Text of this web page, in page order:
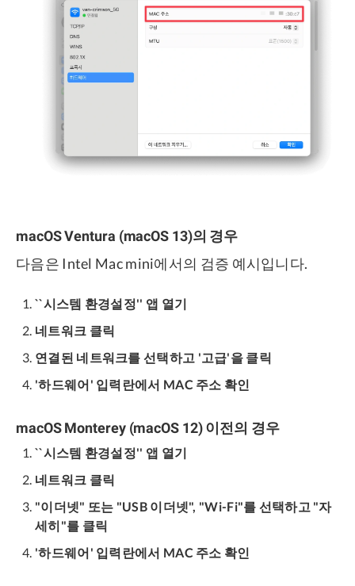
macOS Ventura (macOS 13)의 경우
다음은 Intel Mac mini에서의 검증 예시입니다.
``시스템 환경설정'' 앱 열기
네트워크 클릭
연결된 네트워크를 선택하고 '고급'을 클릭
'하드웨어' 입력란에서 MAC 주소 확인
macOS Monterey (macOS 12) 이전의 경우
``시스템 환경설정'' 앱 열기
네트워크 클릭
"이더넷" 또는 "USB 이더넷", "Wi-Fi"를 선택하고 "자
세히"를 클릭
'하드웨어' 입력란에서 MAC 주소 확인